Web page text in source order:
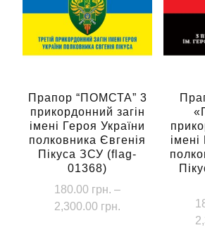
Параметри
можна
вибрати
сторінці
товару
Прапор “ПОМСТА” 3
прикордонний загін
імені Героя України
полковника Євгенія
Пікуса ЗСУ (flag-
01368)
180.00 грн. –
2,300.00 грн.